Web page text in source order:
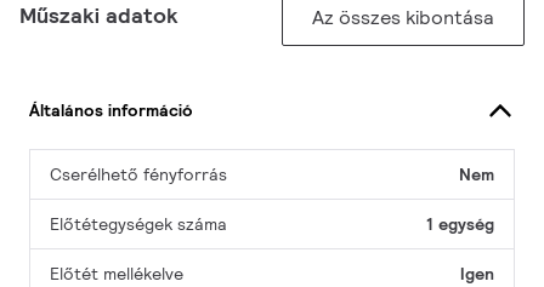
Műszaki adatok Az összes kibontása
Általános információ
Cserélhető fényforrás Nem
Előtétegységek száma 1 egység
Előtét mellékelve Igen